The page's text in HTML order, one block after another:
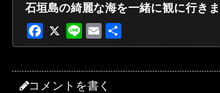
石垣島の綺麗な海を一緒に観に行き
Facebook
X LineEmail
有
コメントを書く